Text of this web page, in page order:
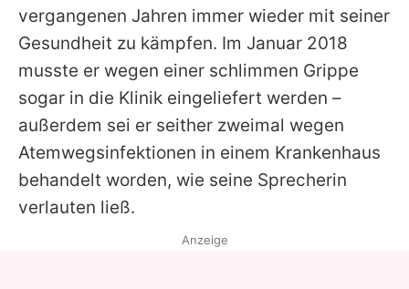
vergangenen Jahren immer wieder mit seiner
Gesundheit zu kämpfen. Im Januar 2018
musste er wegen einer schlimmen Grippe
sogar in die Klinik eingeliefert werden –
außerdem sei er seither zweimal wegen
Atemwegsinfektionen in einem Krankenhaus
behandelt worden, wie seine Sprecherin
verlauten ließ.
Anzeige